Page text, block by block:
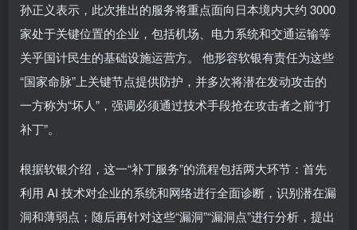
孙正义表示，此次推出的服务将重点面向日本境内大约 3000
家处于关键位置的企业，包括机场、电力系统和交通运输等
关乎国计民生的基础设施运营方。 他形容软银有责任为这些
“国家命脉”上关键节点提供防护，并多次将潜在发动攻击的
一方称为“坏人”，强调必须通过技术手段抢在攻击者之前“打
补丁”。
根据软银介绍，这一“补丁服务”的流程包括两大环节：首先
利用 AI 技术对企业的系统和网络进行全面诊断，识别潜在漏
洞和薄弱点；随后再针对这些“漏洞”“漏洞点”进行分析，提出